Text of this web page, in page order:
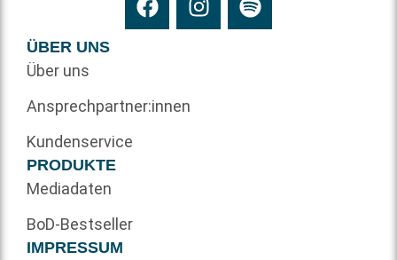
ÜBER UNS
Über uns
Ansprechpartner:innen
Kundenservice
PRODUKTE
Mediadaten
BoD-Bestseller
IMPRESSUM